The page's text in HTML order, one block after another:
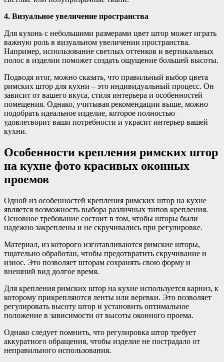
4. Визуальное увеличение пространства
Для кухонь с небольшими размерами цвет штор может играть
важную роль в визуальном увеличении пространства.
Например, использование светлых оттенков и вертикальных
полос в изделии поможет создать ощущение большей высоты.
Подводя итог, можно сказать, что правильный выбор цвета
римских штор для кухни – это индивидуальный процесс. Он
зависит от вашего вкуса, стиля интерьера и особенностей
помещения. Однако, учитывая рекомендации выше, можно
подобрать идеальное изделие, которое полностью
удовлетворит ваши потребности и украсит интерьер вашей
кухни.
Особенности крепления римских штор
на кухне фото красивых оконных
проемов
Одной из особенностей крепления римских штор на кухне
является возможность выбора различных типов крепления.
Основное требование состоит в том, чтобы шторы были
надежно закреплены и не скручивались при регулировке.
Материал, из которого изготавливаются римские шторы,
тщательно обработан, чтобы предотвратить скручивание и
износ. Это позволяет шторам сохранять свою форму и
внешний вид долгое время.
Для крепления римских штор на кухне используется карниз, к
которому прикрепляются ленты или веревки. Это позволяет
регулировать высоту штор и установить оптимальное
положение в зависимости от высоты оконного проема.
Однако следует помнить, что регулировка штор требует
аккуратного обращения, чтобы изделие не пострадало от
неправильного использования.